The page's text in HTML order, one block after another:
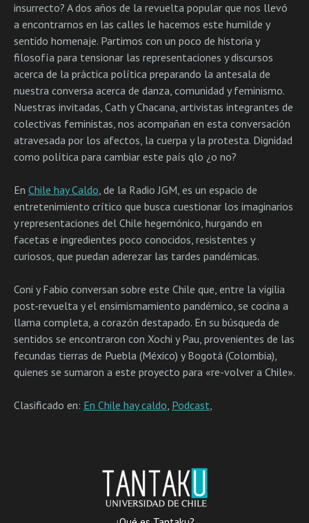
insurrecto? A dos años de la revuelta popular que nos llevó
a encontrarnos en las calles le hacemos este humilde y
sentido homenaje. Partimos con un poco de historia y
filosofía para tensionar las representaciones y discursos
acerca de la práctica política preparando la antesala de
nuestra conversa acerca de danza, comunidad y feminismo.
Nuestras invitadas, Cath y Chacana, artivistas integrantes de
colectivas feministas, nos acompañan en esta conversación
atravesada por los afectos, la cuerpa y la protesta. Dignidad
como política para cambiar este país qlo ¿o no?
En Chile hay Caldo, de la Radio JGM, es un espacio de
entretenimiento crítico que busca cuestionar los imaginarios
y representaciones del Chile hegemónico, hurgando en
facetas e ingredientes poco conocidos, resistentes y
curiosos, que puedan aderezar las tardes pandémicas.
Coni y Fabio conversan sobre este Chile que, entre la vigilia
post-revuelta y el ensimismamiento pandémico, se cocina a
llama completa, a corazón destapado. En su búsqueda de
sentidos se encontraron con Xochi y Pau, provenientes de las
fecundas tierras de Puebla (México) y Bogotá (Colombia),
quienes se sumaron a este proyecto para «re-volver a Chile».
Clasificado en: En Chile hay caldo, Podcast,